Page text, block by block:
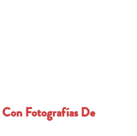
Fotografías De